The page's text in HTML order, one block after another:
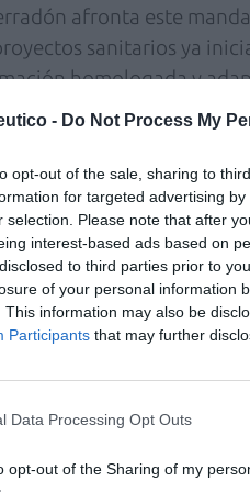
- Do Not Process My
opt-out of the sale, sharing to
for targeted advertising
selection. Please note that after
interest-based ads based on
to third parties prior to
of your personal information
This information may also be
Participants that may further
Data Processing Opt Outs
opt-out of the Sharing of my
afronta este
sanitarios ya
homologada y
del desarrollo
apostando por el avance
nuevas funcionalidades
con la vista puesta en
mandato se
de farmacia
asistenciales
y entre
el foco en la labor de
permitan desarrollar
variadas como la
análisis clínicos,